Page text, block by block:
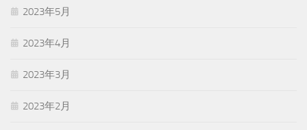
2023年5月
2023年4月
2023年3月
2023年2月